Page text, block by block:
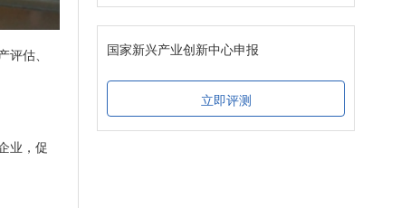
估、
业，促
国家新兴产业创新中心申报
立即评测